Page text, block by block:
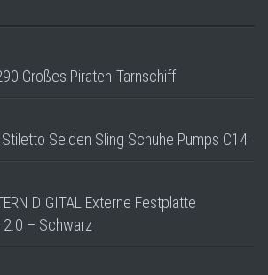
Großes Piraten-Tarnschiff
Seiden Sling Schuhe Pumps C14
DIGITAL Externe Festplatte
2.0 – Schwarz